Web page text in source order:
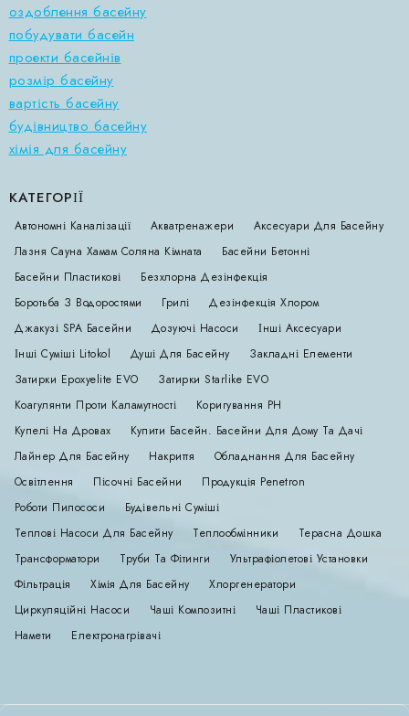
оздоблення басейну
побудувати басейн
проекти басейнів
розмір басейну
вартість басейну
будівництво басейну
хімія для басейну
КАТЕГОРІЇ
Автономні Каналізації Акватренажери
Аксесуари Для Басейну
Лазня Сауна Хамам Соляна Кімната
Басейни Бетонні
Басейни Пластикові
Безхлорна Дезінфекція
Боротьба З Водоростями
Грилі
Дезінфекція Хлором
Джакузі SPA Басейни
Дозуючі Насоси
Інші Аксесуари
Інші Суміші Litokol
Душі Для Басейну
Закладні Елементи
Затирки Epoxyelite EVO
Затирки Starlike EVO
Коагулянти Проти Каламутності
Коригування РН
Купелі На Дровах
Купити Басейн. Басейни Для Дому Та Дачі
Лайнер Для Басейну
Накриття
Обладнання Для Басейну
Освітлення
Пісочні Басейни
Продукція Penetron
Роботи Пилососи
Будівельні Суміші
Теплові Насоси Для Басейну
Теплообмінники
Терасна Дошка
Трансформатори
Труби Та Фітинги
Ультрафіолетові Установки
Фільтрація
Хімія Для Басейну
Хлоргенератори
Циркуляційні Насоси
Чаші Композитні
Чаші Пластикові
Намети
Електронагрівачі